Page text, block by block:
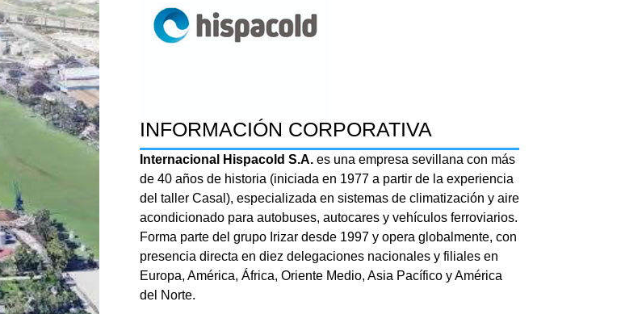
INFORMACIÓN CORPORATIVA
Internacional Hispacold S.A. es una empresa sevillana con más
de 40 años de historia (iniciada en 1977 a partir de la experiencia
del taller Casal), especializada en sistemas de climatización y aire
acondicionado para autobuses, autocares y vehículos ferroviarios.
Forma parte del grupo Irizar desde 1997 y opera globalmente, con
presencia directa en diez delegaciones nacionales y filiales en
Europa, América, África, Oriente Medio, Asia Pacífico y América
del Norte.